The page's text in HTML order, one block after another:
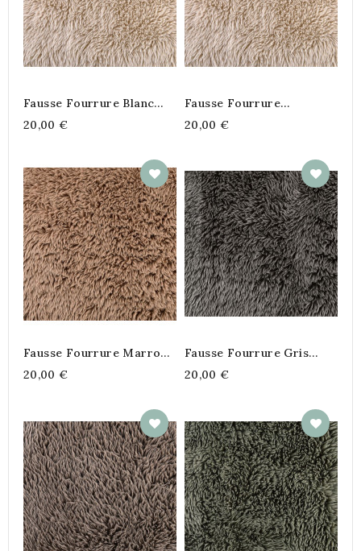
Fausse Fourrure Blanc
Cassé– 145 Cm – 400
G/m²
20,00 €
Fausse Fourrure
Chamois– 145 Cm – 400
G/m²
20,00 €
Fausse Fourrure Marron
Glacé– 145 Cm – 400
G/m²
20,00 €
Fausse Fourrure Gris
Loup – 145 Cm – 400
G/m²
20,00 €